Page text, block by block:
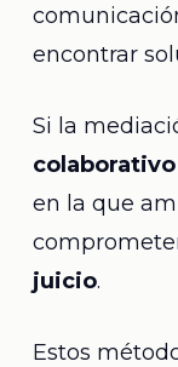
encontrar
Si la
colaborativo
en la que
juicio.
Estos